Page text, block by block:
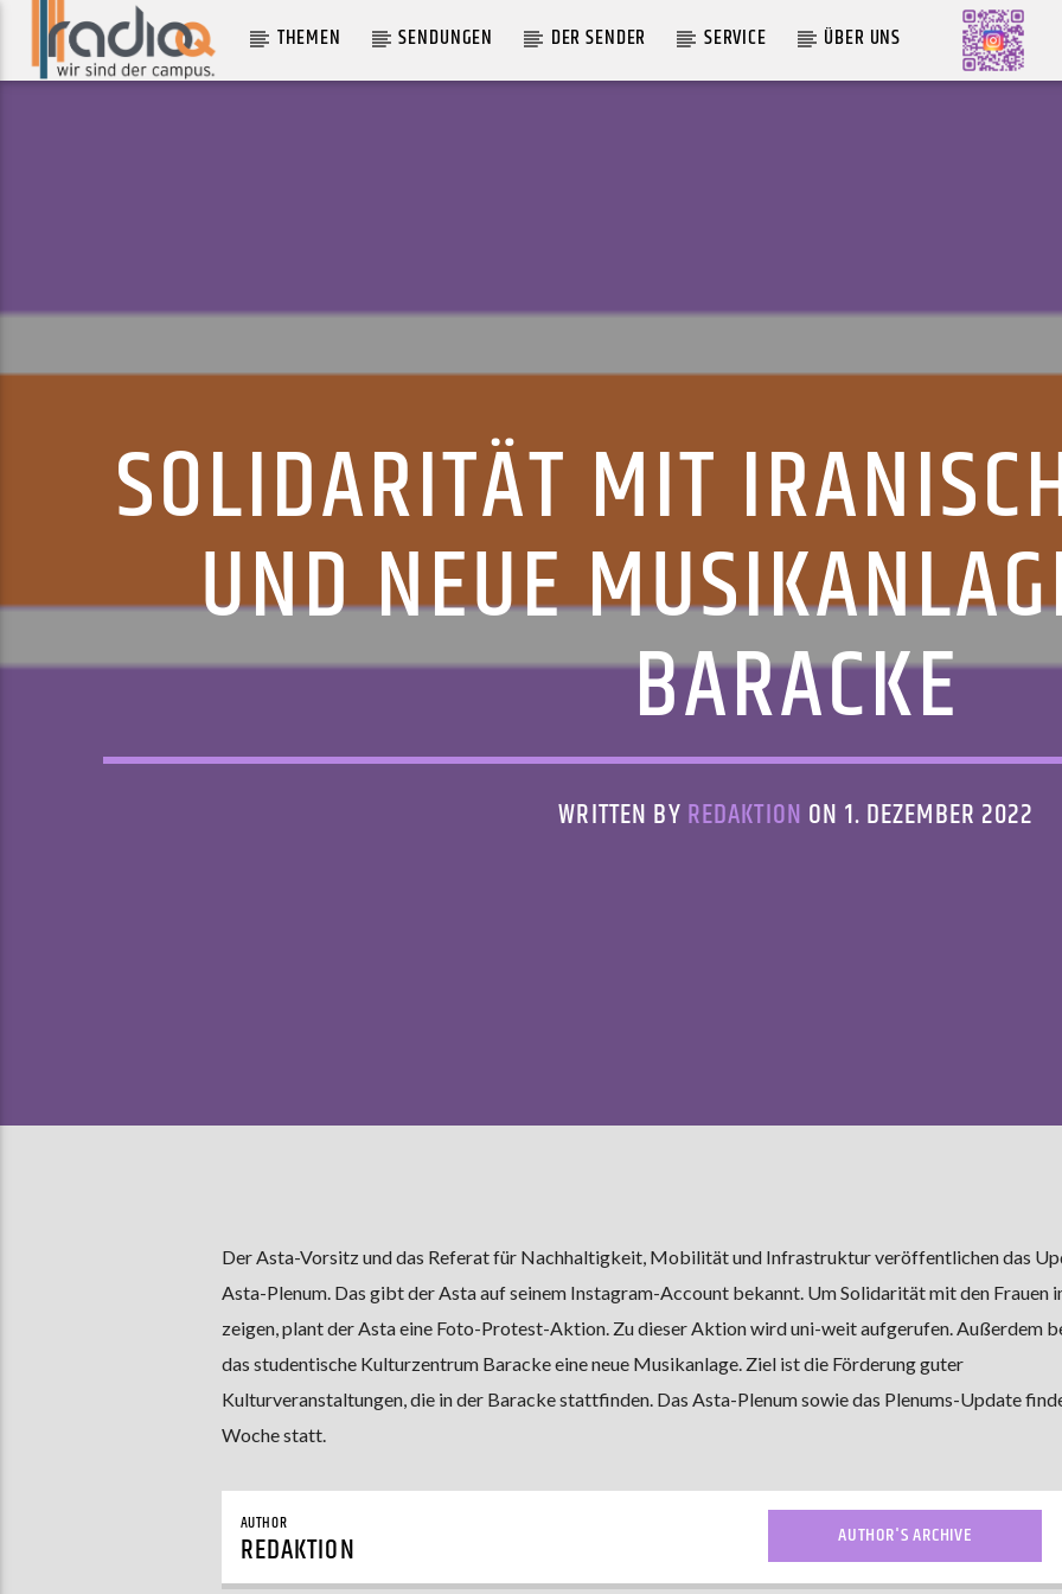
THEMEN SENDUNGEN DER SENDER SERVICE ÜBER UNS
SOLIDARITÄT MIT
UND NEUE
BARACKE
WRITTEN BY REDAKTION ON 1. DEZEMBER 2022
Der Asta-Vorsitz und das Referat für Nachhaltigkeit, Mobilität und Infrastruktur veröffentlichen das
Asta-Plenum. Das gibt der Asta auf seinem Instagram-Account bekannt. Um Solidarität mit den Frauen
zeigen, plant der Asta eine Foto-Protest-Aktion. Zu dieser Aktion wird uni-weit aufgerufen. Außerdem
das studentische Kulturzentrum Baracke eine neue Musikanlage. Ziel ist die Förderung guter
Kulturveranstaltungen, die in der Baracke stattfinden. Das Asta-Plenum sowie das Plenums-Update
Woche statt.
AUTHOR
REDAKTION AUTHOR'S ARCHIVE